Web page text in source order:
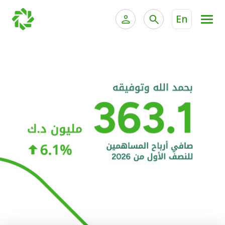
En
الخدمات المصرفية الإلكترونية للشركات
خدمة "بيتك" للتداول الإلكتروني
الحسابات المصرفية
البطاقات
"برامج العملاء"